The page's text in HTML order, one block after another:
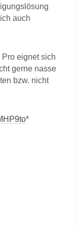
auch
eignet sich
gerne nasse
bzw. nicht
*